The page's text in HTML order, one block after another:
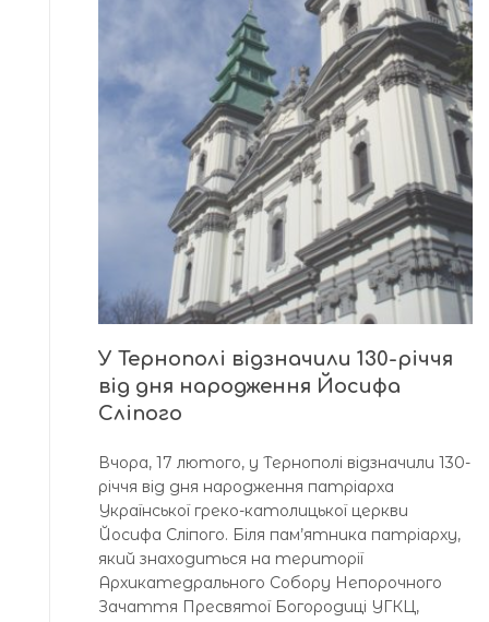
У Тернополі відзначили 130-річчя
від дня народження Йосифа
Сліпого
Вчора, 17 лютого, у Тернополі відзначили 130-
річчя від дня народження патріарха
Української греко-католицької церкви
Йосифа Сліпого. Біля пам’ятника патріарху,
який знаходиться на території
Архикатедрального Собору Непорочного
Зачаття Пресвятої Богородиці УГКЦ,